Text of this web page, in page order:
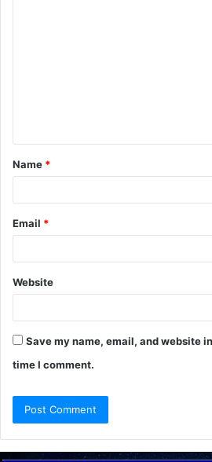
t
*
Name *
Email *
Website
Save my name, email, and website
time I comment.